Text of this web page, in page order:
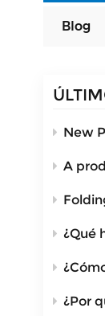
Blog
New
A
Folding Door
¿Qué
¿Cómo
¿Por qué